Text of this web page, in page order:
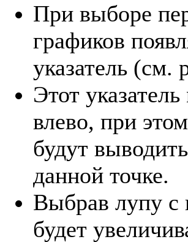
При выборе
графиков
указатель (см.
Этот
влево, при
будут
данной точке.
Выбрав лупу
будет